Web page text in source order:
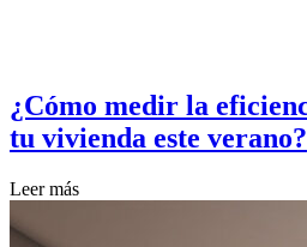
¿Cómo medir la
tu vivienda este verano?
Leer más